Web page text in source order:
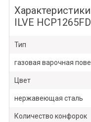
ILVE
Тип
газовая варочная
Цвет
нержавеющая сталь
Количество конфорок